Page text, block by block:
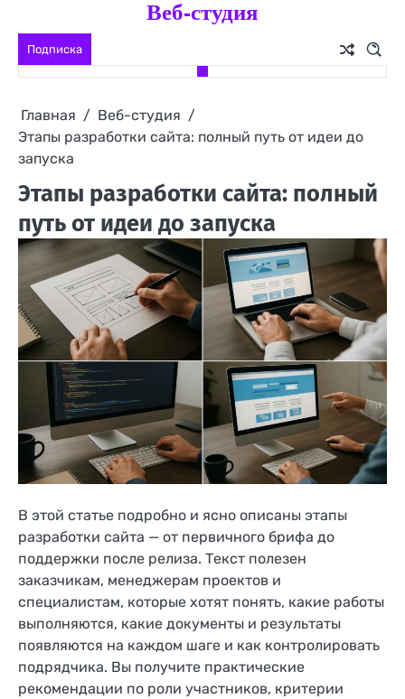
содержимому
Подписка
Веб-студия
Главная
Веб-студия
Этапы разработки сайта: полный путь от идеи до
запуска
Этапы разработки сайта: полный
путь от идеи до запуска
В этой статье подробно и ясно описаны этапы
разработки сайта — от первичного брифа до
поддержки после релиза. Текст полезен
заказчикам, менеджерам проектов и
специалистам, которые хотят понять, какие работы
выполняются, какие документы и результаты
появляются на каждом шаге и как контролировать
подрядчика. Вы получите практические
рекомендации по роли участников, критерии